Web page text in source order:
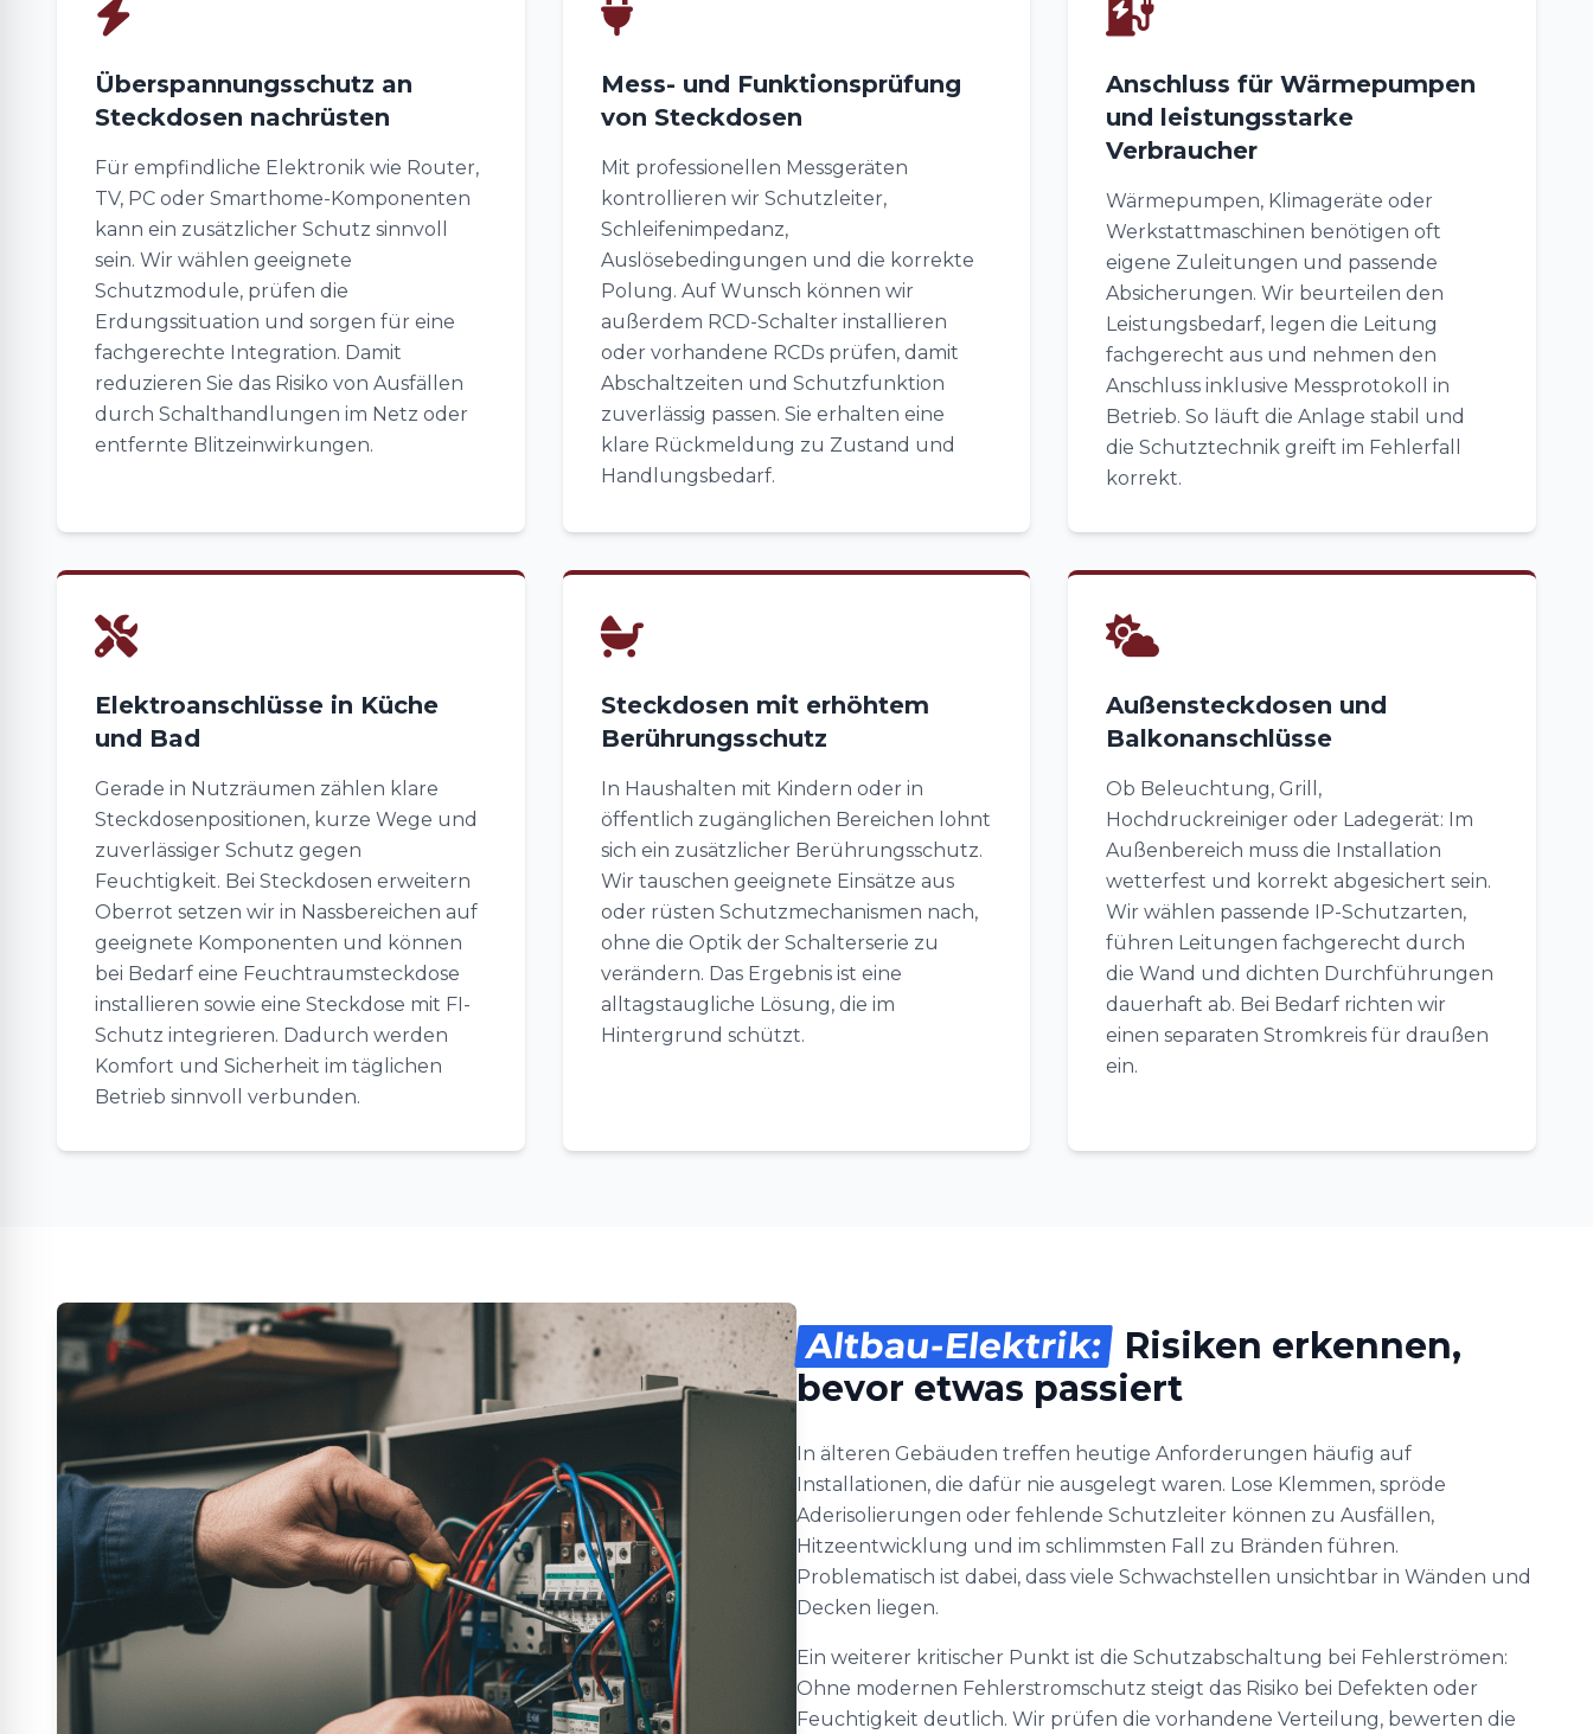
Überspannungsschutz an
Steckdosen nachrüsten
Für empfindliche Elektronik wie Router,
TV, PC oder Smarthome-Komponenten
kann ein zusätzlicher Schutz sinnvoll
sein. Wir wählen geeignete
Schutzmodule, prüfen die
Erdungssituation und sorgen für eine
fachgerechte Integration. Damit
reduzieren Sie das Risiko von Ausfällen
durch Schalthandlungen im Netz oder
entfernte Blitzeinwirkungen.
Mess- und Funktionsprüfung
von Steckdosen
Mit professionellen Messgeräten
kontrollieren wir Schutzleiter,
Schleifenimpedanz,
Auslösebedingungen und die korrekte
Polung. Auf Wunsch können wir
außerdem RCD-Schalter installieren
oder vorhandene RCDs prüfen, damit
Abschaltzeiten und Schutzfunktion
zuverlässig passen. Sie erhalten eine
klare Rückmeldung zu Zustand und
Handlungsbedarf.
Anschluss für Wärmepumpen
und leistungsstarke
Verbraucher
Wärmepumpen, Klimageräte oder
Werkstattmaschinen benötigen oft
eigene Zuleitungen und passende
Absicherungen. Wir beurteilen den
Leistungsbedarf, legen die Leitung
fachgerecht aus und nehmen den
Anschluss inklusive Messprotokoll in
Betrieb. So läuft die Anlage stabil und
die Schutztechnik greift im Fehlerfall
korrekt.
Elektroanschlüsse in Küche
und Bad
Gerade in Nutzräumen zählen klare
Steckdosenpositionen, kurze Wege und
zuverlässiger Schutz gegen
Feuchtigkeit. Bei Steckdosen erweitern
Oberrot setzen wir in Nassbereichen auf
geeignete Komponenten und können
bei Bedarf eine Feuchtraumsteckdose
installieren sowie eine Steckdose mit FI-
Schutz integrieren. Dadurch werden
Komfort und Sicherheit im täglichen
Betrieb sinnvoll verbunden.
Steckdosen mit erhöhtem
Berührungsschutz
In Haushalten mit Kindern oder in
öffentlich zugänglichen Bereichen lohnt
sich ein zusätzlicher Berührungsschutz.
Wir tauschen geeignete Einsätze aus
oder rüsten Schutzmechanismen nach,
ohne die Optik der Schalterserie zu
verändern. Das Ergebnis ist eine
alltagstaugliche Lösung, die im
Hintergrund schützt.
Außensteckdosen und
Balkonanschlüsse
Ob Beleuchtung, Grill,
Hochdruckreiniger oder Ladegerät: Im
Außenbereich muss die Installation
wetterfest und korrekt abgesichert sein.
Wir wählen passende IP-Schutzarten,
führen Leitungen fachgerecht durch
die Wand und dichten Durchführungen
dauerhaft ab. Bei Bedarf richten wir
einen separaten Stromkreis für draußen
ein.
Altbau-Elektrik: Risiken erkennen,
bevor etwas passiert
In älteren Gebäuden treffen heutige Anforderungen häufig auf
Installationen, die dafür nie ausgelegt waren. Lose Klemmen, spröde
Aderisolierungen oder fehlende Schutzleiter können zu Ausfällen,
Hitzeentwicklung und im schlimmsten Fall zu Bränden führen.
Problematisch ist dabei, dass viele Schwachstellen unsichtbar in Wänden und
Decken liegen.
Ein weiterer kritischer Punkt ist die Schutzabschaltung bei Fehlerströmen:
Ohne modernen Fehlerstromschutz steigt das Risiko bei Defekten oder
Feuchtigkeit deutlich. Wir prüfen die vorhandene Verteilung, bewerten die